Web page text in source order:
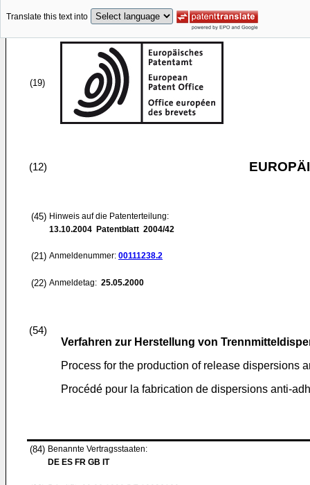
Translate this text into
(19)
(12)
(45) Hinweis auf die Patenterteilung:
13.10.2004 Patentblatt 2004/42
(21) Anmeldenummer: 00111238.2
(22) Anmeldetag: 25.05.2000
(54)
Verfahren zur Herstellung von
Process for the production of release dispersions
Procédé pour la fabrication de dispersions anti-
(84) Benannte Vertragsstaaten:
DE ES FR GB IT